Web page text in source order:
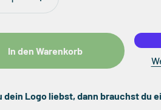
In den Warenkorb
dein Logo liebst, dann brauchst du